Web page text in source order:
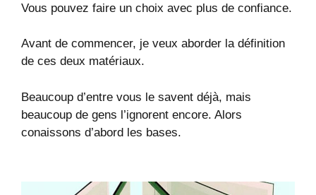
Vous pouvez faire un choix avec plus de confiance.
Avant de commencer, je veux aborder la définition
de ces deux matériaux.
Beaucoup d’entre vous le savent déjà, mais
beaucoup de gens l’ignorent encore. Alors
conaissons d’abord les bases.